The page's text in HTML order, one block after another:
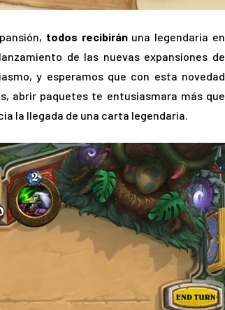
todos recibirán una legendaria en
de las nuevas expansiones de
y esperamos que con esta novedad
abrir paquetes te entusiasmara más que
la llegada de una carta legendaria.